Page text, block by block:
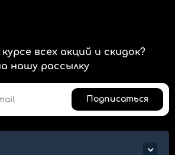
всех акций и скидок?
нашу рассылку
Подписаться